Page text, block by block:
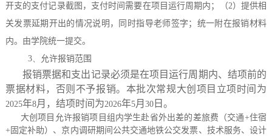
开支的支付记录截图，支付时间需要在项目运行周期内；（2）提供相
关发票延期开出的情况说明，同时指导老师签字；统一附在报销材料
内。由学院统一提交。
3、 允许报销范围
报销票据和支出记录必须是在项目运行周期内、结项前的
票据材料，否则不予报销。本批次常规大创项目立项时间为
2025年8月，结项时间为2026年5月 30日。
大创项目允许报销项目组内学生赴省外出差的差旅费（交通+住宿
+固定补助）、京内调研期间公共交通地铁公交发票、技术服务、设计